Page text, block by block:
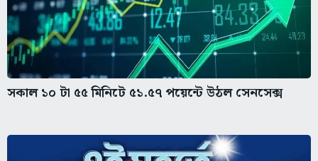
সকাল ১০ টা ৫৫ মিনিটে ৫১.৫৭ পয়েন্টে উঠল সেনসেক্স